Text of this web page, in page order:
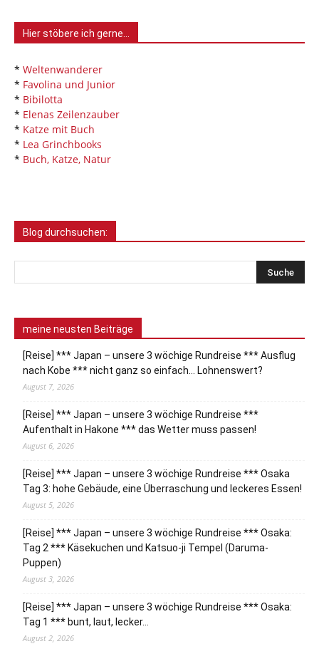
Hier stöbere ich gerne…
* Weltenwanderer
* Favolina und Junior
* Bibilotta
* Elenas Zeilenzauber
* Katze mit Buch
* Lea Grinchbooks
* Buch, Katze, Natur
Blog durchsuchen:
meine neusten Beiträge
[Reise] *** Japan – unsere 3 wöchige Rundreise *** Ausflug
nach Kobe *** nicht ganz so einfach… Lohnenswert?
August 7, 2026
[Reise] *** Japan – unsere 3 wöchige Rundreise ***
Aufenthalt in Hakone *** das Wetter muss passen!
August 6, 2026
[Reise] *** Japan – unsere 3 wöchige Rundreise *** Osaka
Tag 3: hohe Gebäude, eine Überraschung und leckeres Essen!
August 5, 2026
[Reise] *** Japan – unsere 3 wöchige Rundreise *** Osaka:
Tag 2 *** Käsekuchen und Katsuo-ji Tempel (Daruma-
Puppen)
August 3, 2026
[Reise] *** Japan – unsere 3 wöchige Rundreise *** Osaka:
Tag 1 *** bunt, laut, lecker…
August 2, 2026